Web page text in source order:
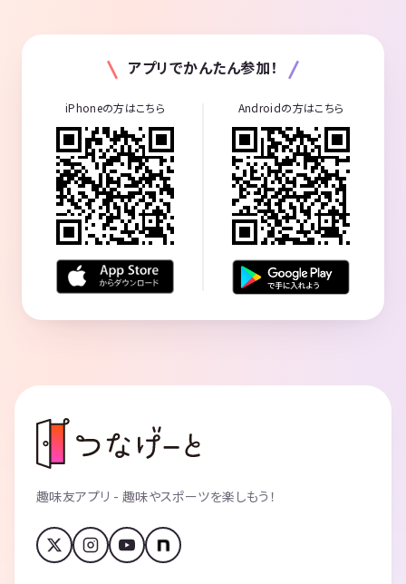
アプリでかんたん参加！
iPhoneの方はこちら Androidの方はこちら
趣味友アプリ - 趣味やスポーツを楽しもう！